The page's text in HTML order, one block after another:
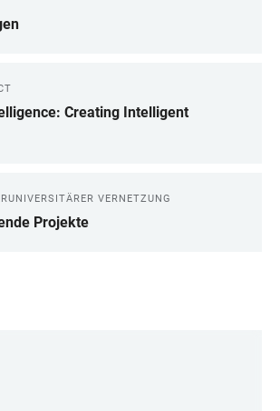
Creating Intelligent
VERNETZUNG
Projekte